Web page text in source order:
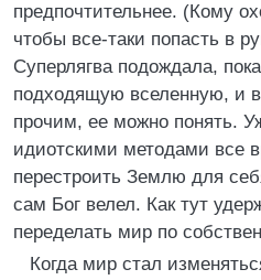
предпочтительнее. (Кому
чтобы все-таки попасть в
Суперлягва подождала,
подходящую вселенную, и
прочим, ее можно понять.
идиотскими методами все
перестроить Землю для
сам Бог велел. Как тут
переделать мир по
Когда мир стал